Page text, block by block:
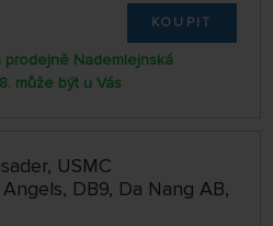
KOUPIT
prodejně Nademlejnská
může být u Vás
USMC
DB9, Da Nang AB,